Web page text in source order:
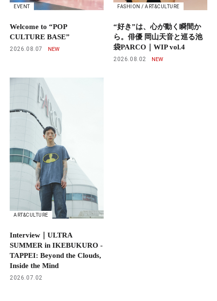
EVENT
Welcome to “POP
CULTURE BASE”
2026.08.07
FASHION / ART&CULTURE
“好き”は、心が動く瞬間か
ら。俳優 岡山天音と巡る池
袋PARCO｜WIP vol.4
2026.08.02
ART&CULTURE
Interview｜ULTRA
SUMMER in IKEBUKURO -
TAPPEI: Beyond the Clouds,
Inside the Mind
2026.07.02